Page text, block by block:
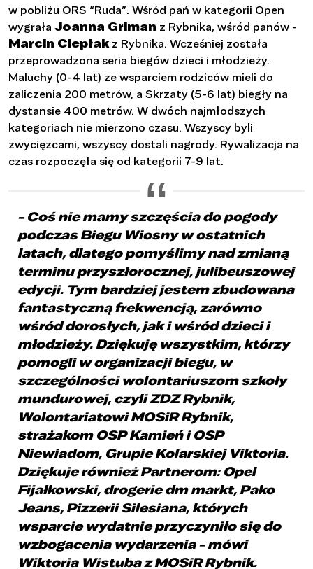
w pobliżu ORS “Ruda”. Wśród pań w kategorii Open
wygrała Joanna Griman z Rybnika, wśród panów -
Marcin Ciepłakz Rybnika. Wcześniej została
przeprowadzona seria biegów dzieci i młodzieży.
Maluchy (0-4 lat) ze wsparciem rodziców mieli do
zaliczenia 200 metrów, a Skrzaty (5-6 lat) biegły na
dystansie 400 metrów. W dwóch najmłodszych
kategoriach nie mierzono czasu. Wszyscy byli
zwycięzcami, wszyscy dostali nagrody. Rywalizacja na
czas rozpoczęła się od kategorii 7-9 lat.
- Coś nie mamy szczęścia do pogody
podczas Biegu Wiosny w ostatnich
latach, dlatego pomyślimy nad zmianą
terminu przyszłorocznej, julibeuszowej
edycji. Tym bardziej jestem zbudowana
fantastyczną frekwencją, zarówno
wśród dorosłych, jak i wśród dzieci i
młodzieży. Dziękuję wszystkim, którzy
pomogli w organizacji biegu, w
szczególności wolontariuszom szkoły
mundurowej, czyli ZDZ Rybnik,
Wolontariatowi MOSiR Rybnik,
strażakom OSP Kamień i OSP
Niewiadom, Grupie Kolarskiej Viktoria.
Dziękuje również Partnerom: Opel
Fijałkowski, drogerie dm markt, Pako
Jeans, Pizzerii Silesiana, których
wsparcie wydatnie przyczyniło się do
wzbogacenia wydarzenia - mówi
Wiktoria Wistuba z MOSiR Rybnik.